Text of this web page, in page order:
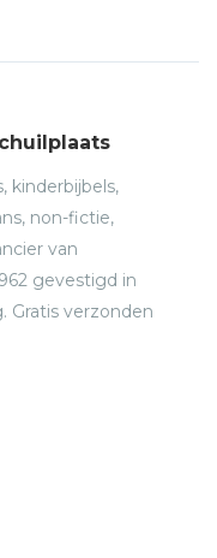
kinderbijbels,
non-fictie,
van
gevestigd in
Gratis verzonden